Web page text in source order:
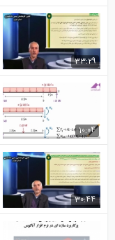
33:29
10:04
30:44